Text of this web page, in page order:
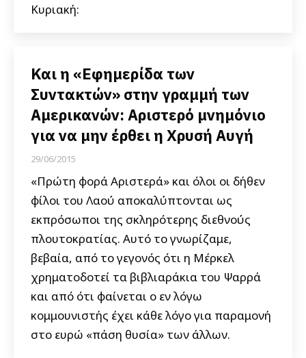
Κυριακή:
Και η «Εφημερίδα των
Συντακτών» στην γραμμή των
Αμερικανών: Αριστερό μνημόνιο
για να μην έρθει η Χρυσή Αυγή
29/06/2015
«Πρώτη φορά Αριστερά» και όλοι οι δήθεν
φίλοι του Λαού αποκαλύπτονται ως
εκπρόσωποι της σκληρότερης διεθνούς
πλουτοκρατίας. Αυτό το γνωρίζαμε,
βεβαία, από το γεγονός ότι η Μέρκελ
χρηματοδοτεί τα βιβλιαράκια του Ψαρρά
και από ότι φαίνεται ο εν λόγω
κομμουνιστής έχει κάθε λόγο για παραμονή
στο ευρώ «πάση θυσία» των άλλων.